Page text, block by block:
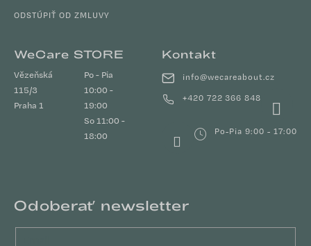
ODSTÚPIŤ OD ZMLUVY
WeCare STORE
Vězeňská
115/3
Praha 1
Po - Pia
10:00 -
19:00
So 11:00 -
18:00
Kontakt
info@wecareabout.cz
+420 722 366 848
Po-Pia 9:00 - 17:00
Odoberať newsletter